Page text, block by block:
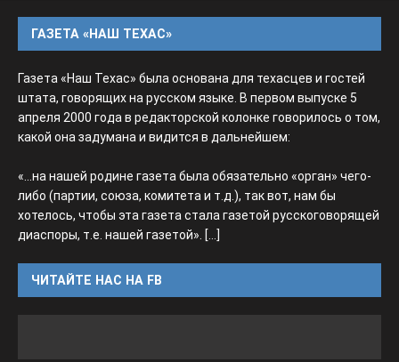
ГАЗЕТА «НАШ ТЕХАС»
Газета «Наш Техас» была основана для техасцев и гостей
штата, говорящих на русском языке. В первом выпуске 5
апреля 2000 года в редакторской колонке говорилось о том,
какой она задумана и видится в дальнейшем:
«...на нашей родине газета была обязательно «орган» чего-
либо (партии, союза, комитета и т.д.), так вот, нам бы
хотелось, чтобы эта газета стала газетой русскоговорящей
диаспоры, т.е. нашей газетой». [...]
ЧИТАЙТЕ НАС НА FB